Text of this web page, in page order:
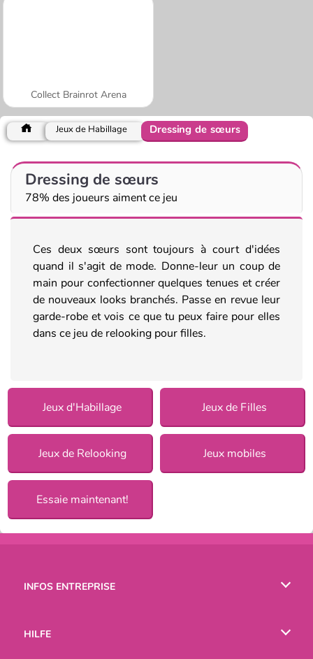
Collect Brainrot Arena
Jeux de Habillage Dressing de sœurs
Dressing de sœurs
78% des joueurs aiment ce jeu
Ces deux sœurs sont toujours à court d'idées
quand il s'agit de mode. Donne-leur un coup de
main pour confectionner quelques tenues et créer
de nouveaux looks branchés. Passe en revue leur
garde-robe et vois ce que tu peux faire pour elles
dans ce jeu de relooking pour filles.
Jeux d'Habillage Jeux de Filles
Jeux de Relooking Jeux mobiles
Essaie maintenant!
INFOS ENTREPRISE
HILFE